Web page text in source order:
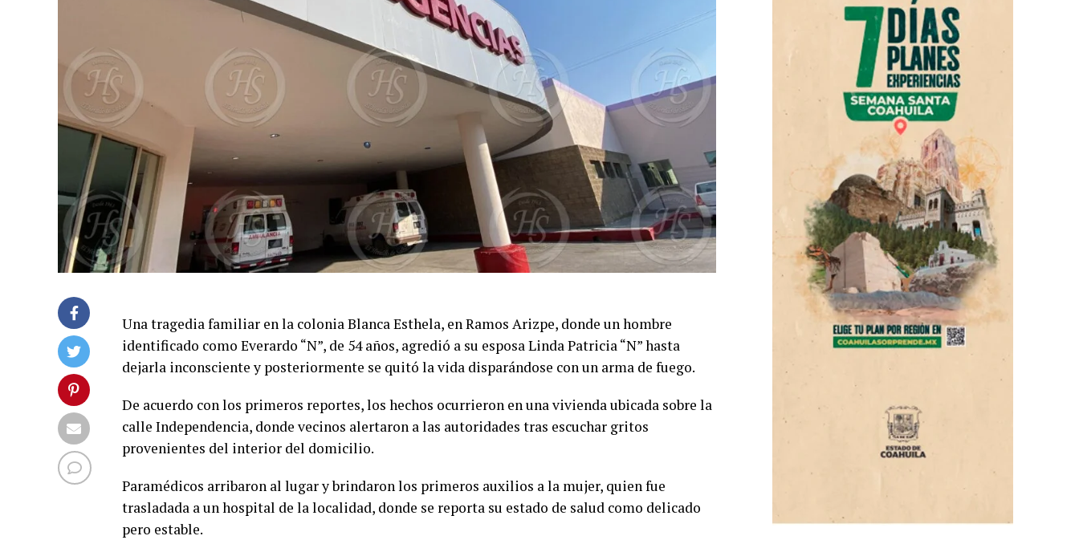
Una tragedia familiar en la colonia Blanca Esthela, en Ramos Arizpe, donde un hombre
identificado como Everardo “N”, de 54 años, agredió a su esposa Linda Patricia “N” hasta
dejarla inconsciente y posteriormente se quitó la vida disparándose con un arma de fuego.
De acuerdo con los primeros reportes, los hechos ocurrieron en una vivienda ubicada sobre la
calle Independencia, donde vecinos alertaron a las autoridades tras escuchar gritos
provenientes del interior del domicilio.
Paramédicos arribaron al lugar y brindaron los primeros auxilios a la mujer, quien fue
trasladada a un hospital de la localidad, donde se reporta su estado de salud como delicado
pero estable.